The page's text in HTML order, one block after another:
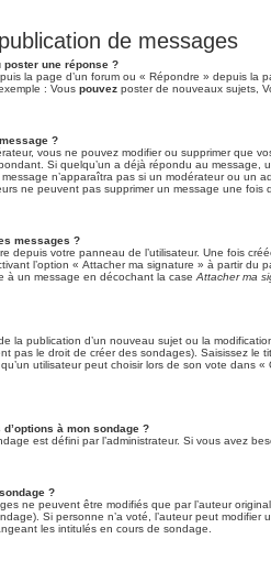
de messages
poster une réponse ?
la page d’un forum ou « Répondre » depuis la
: Vous pouvez poster de nouveaux sujets,
?
vous ne pouvez modifier ou supprimer que
Si quelqu’un a déjà répondu au message,
n’apparaîtra pas si un modérateur ou
ne peuvent pas supprimer un message une fois
messages ?
depuis votre panneau de l’utilisateur. Une fois
l’option « Attacher ma signature » à partir du
à un message en décochant la case Attacher ma
la publication d’un nouveau sujet ou la
pas le droit de créer des sondages). Saisissez
utilisateur peut choisir lors de son vote dans
à mon sondage ?
est défini par l’administrateur. Si vous avez
?
ne peuvent être modifiés que par l’auteur
Si personne n’a voté, l’auteur peut
les intitulés en cours de sondage.